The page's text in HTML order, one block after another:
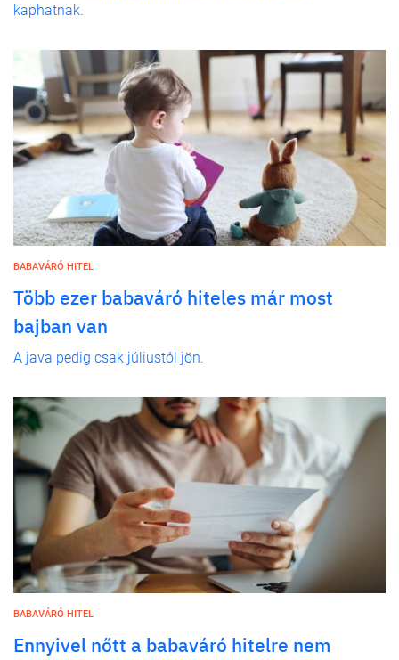
kaphatnak.
BABAVÁRÓ HITEL
Több ezer babaváró hiteles már most
bajban van
A java pedig csak júliustól jön.
BABAVÁRÓ HITEL
Ennyivel nőtt a babaváró hitelre nem